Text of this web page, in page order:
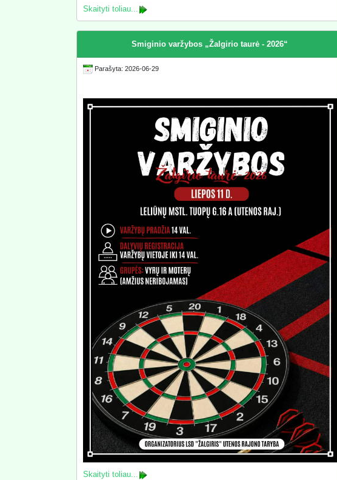
Skaityti toliau...
Smiginio varžybos „Žalgirio taurė - 2026“
Parašyta: 2026-06-29
Skaityti toliau...